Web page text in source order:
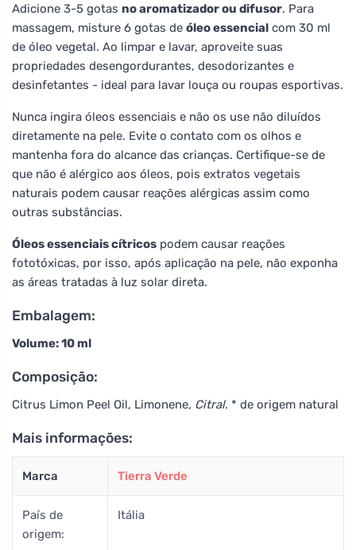
Adicione 3-5 gotas no aromatizador ou difusor. Para
massagem, misture 6 gotas de óleo essencial com 30 ml
de óleo vegetal. Ao limpar e lavar, aproveite suas
propriedades desengordurantes, desodorizantes e
desinfetantes - ideal para lavar louça ou roupas esportivas.
Nunca ingira óleos essenciais e não os use não diluídos
diretamente na pele. Evite o contato com os olhos e
mantenha fora do alcance das crianças. Certifique-se de
que não é alérgico aos óleos, pois extratos vegetais
naturais podem causar reações alérgicas assim como
outras substâncias.
Óleos essenciais cítricos podem causar reações
fototóxicas, por isso, após aplicação na pele, não exponha
as áreas tratadas à luz solar direta.
Embalagem:
Volume: 10 ml
Composição:
Citrus Limon Peel Oil, Limonene, Citral. * de origem natural
Mais informações:
Marca Tierra Verde
País de
origem:
Itália